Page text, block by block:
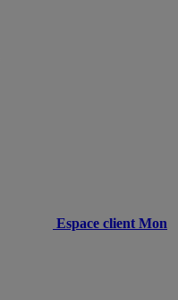
Espace client Mon